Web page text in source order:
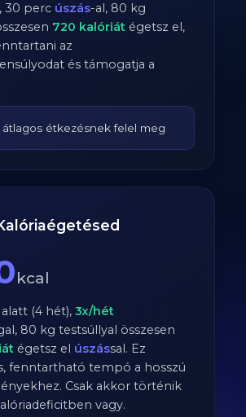
,30 perc úszás-al, 80 kg
720 kalóriát égetsz el,
az
és támogatja a
átlagos étkezésnek felel meg
kcal
(4 hét),3x/hét
80 kg testsúllyal összesen
égetsz el úszással. Ez
fenntartható tempó a hosszú
Csak akkor történik
vagy.